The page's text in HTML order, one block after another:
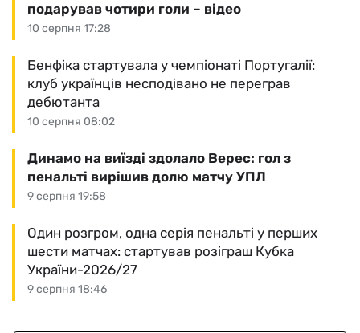
10 серпня 17:28
подарував чотири голи – відео
10 серпня 08:02
Бенфіка стартувала у чемпіонаті Португалії:
клуб українців несподівано не переграв
дебютанта
9 серпня 19:58
Динамо на виїзді здолало Верес: гол з
пенальті вирішив долю матчу УПЛ
9 серпня 18:46
Один розгром, одна серія пенальті у перших
шести матчах: стартував розіграш Кубка
України-2026/27